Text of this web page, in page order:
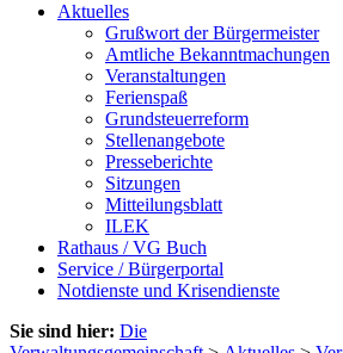
Aktuelles
Grußwort der Bürgermeister
Amtliche Bekanntmachungen
Veranstaltungen
Ferienspaß
Grundsteuerreform
Stellenangebote
Presseberichte
Sitzungen
Mitteilungsblatt
ILEK
Rathaus / VG Buch
Service / Bürgerportal
Notdienste und Krisendienste
Sie sind hier: Die